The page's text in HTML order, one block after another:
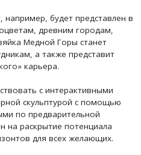
например, будет представлен в
древним городам,
Медной Горы станет
а также представит
карьера.
с интерактивными
скульптурой с помощью
по предварительной
на раскрытие потенциала
для всех желающих.